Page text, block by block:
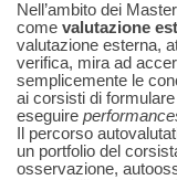
Nell’ambito dei
come valutazione
valutazione esterna,
verifica, mira ad
semplicemente le
ai corsisti di
eseguire
Il percorso
un portfolio del
osservazione,